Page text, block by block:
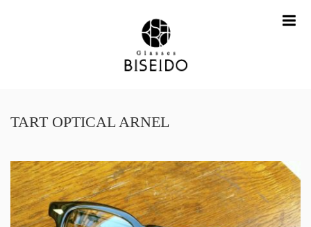
TART OPTICAL ARNEL